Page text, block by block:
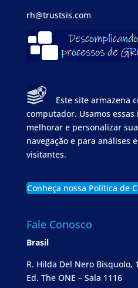
rh@trustsis.com
Este site armazena
computador. Usamos
melhorar e personalizar
navegação e para análises
visitantes.
Conheça nossa Política de
Fale Conosco
Brasil
R. Hilda Del Nero Bisquolo,
Ed. The ONE – Sala 1116